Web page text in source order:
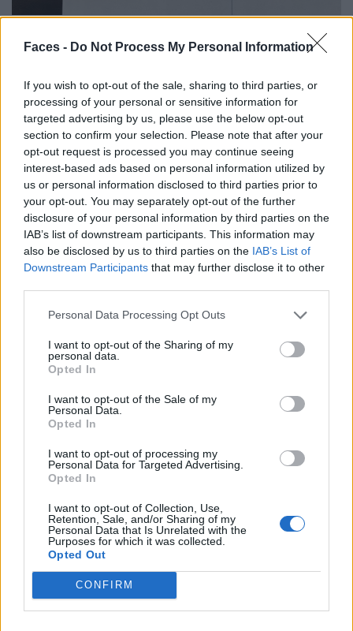
Faces - Do Not Process My Personal Information
If you wish to opt-out of the sale, sharing to third parties, or
processing of your personal or sensitive information for
targeted advertising by us, please use the below opt-out
section to confirm your selection. Please note that after your
opt-out request is processed you may continue seeing
interest-based ads based on personal information utilized by
us or personal information disclosed to third parties prior to
your opt-out. You may separately opt-out of the further
disclosure of your personal information by third parties on the
IAB’s list of downstream participants. This information may
also be disclosed by us to third parties on the IAB’s List of
Downstream Participants that may further disclose it to other
Personal Data Processing Opt Outs
I want to opt-out of the Sharing of my
personal data.
Opted In
I want to opt-out of the Sale of my
Personal Data.
Opted In
I want to opt-out of processing my
Personal Data for Targeted Advertising.
Opted In
I want to opt-out of Collection, Use,
Retention, Sale, and/or Sharing of my
Personal Data that Is Unrelated with the
Purposes for which it was collected.
Opted Out
CONFIRM
FACES:Du hast eine besondere, wie heilige Bindung zu Le
Corbusier, wie kam es dazu?
Vielleicht im Vergleich zu anderen, habe ich einen
Grossteil der Literatur gelesen, die Architekturstudenten
lesen sollten. Die Verbindung, die ich zu Corbusier habe,
beruht auf der Tatsache, dass es Ambivalenzen und
Beharrlichkeit gibt, in denen ich mich wiedererkenne. Er
Er war sowohl für die Natur als auch für die Art und
Weise, wie er baute, sensibel.
Als Grafikdesigner entwickelte ich eine Sensibilität für
Materialien, wie das Cover, die Ergonomie und das
Format eines Buches.
“Für mich war es interessant, meine Leidenschaft für die
allgegenwärtige Geometrie und Architektur in meiner